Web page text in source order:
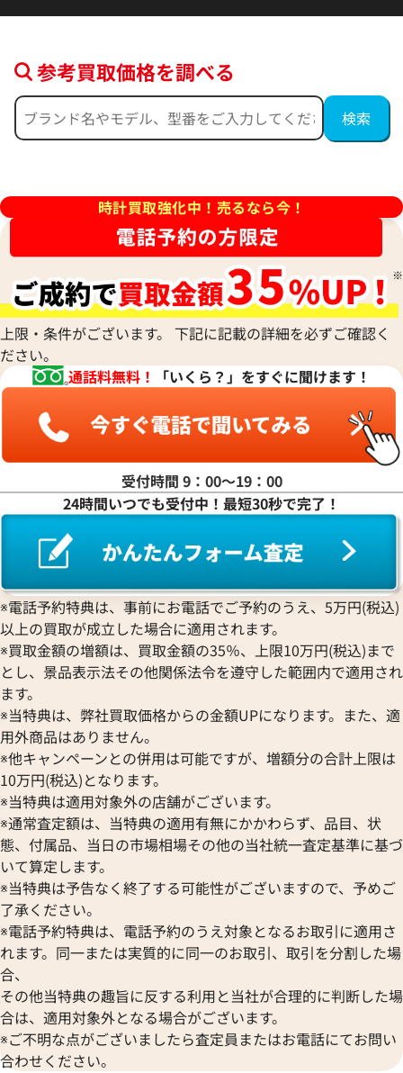
ィノ IW391031
日時点の参考買取価格です
IWC ポートフィノ IW391009
※2026年4月9日時点の参考買
イマー IW358002
格
日時点の参考買取価格です
IWC アクアタイマー
参考買取価格
450,000 円
※2024年1月9日時点の参考買
ィノ クロノ IW391006
格
日時点の参考買取価格です
参考買取価格
※2026年1月9日時点の参考買
参考買取価格を調べる
時計買取強化中！売るなら今！
上限・条件がございます。 下記に記載の詳細を必ずご確認く
ださい。
通話料無料！
「いくら？」をすぐに聞けます！
受付時間 9：00〜19：00
24時間いつでも受付中！最短30秒で完了！
※電話予約特典は、事前にお電話でご予約のうえ、5万円(税込)
以上の買取が成立した場合に適用されます。
※買取金額の増額は、買取金額の35％、上限10万円(税込)まで
とし、景品表示法その他関係法令を遵守した範囲内で適用され
ます。
※当特典は、弊社買取価格からの金額UPになります。また、適
用外商品はありません。
※他キャンペーンとの併用は可能ですが、増額分の合計上限は
10万円(税込)となります。
※当特典は適用対象外の店舗がございます。
※通常査定額は、当特典の適用有無にかかわらず、品目、状
態、付属品、当日の市場相場その他の当社統一査定基準に基づ
いて算定します。
※当特典は予告なく終了する可能性がございますので、予めご
了承ください。
※電話予約特典は、電話予約のうえ対象となるお取引に適用さ
れます。同一または実質的に同一のお取引、取引を分割した場
合、
その他当特典の趣旨に反する利用と当社が合理的に判断した場
合は、適用対象外となる場合がございます。
※ご不明な点がございましたら査定員またはお電話にてお問い
合わせください。